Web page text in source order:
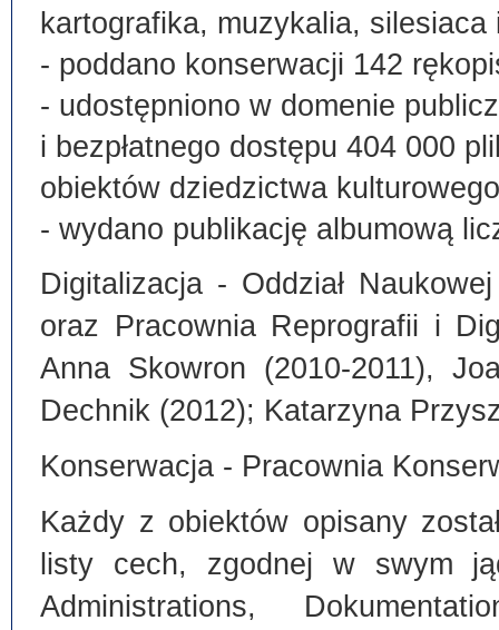
kartografika, muzykalia, silesiaca
- poddano konserwacji 142
- udostępniono w domenie
i bezpłatnego dostępu 404 000
obiektów dziedzictwa kulturowego
- wydano publikację albumową
Digitalizacja - Oddział
oraz Pracownia Reprografii i
Anna Skowron (2010-2011),
Dechnik (2012); Katarzyna
Konserwacja - Pracownia
Każdy z obiektów opisany
listy cech, zgodnej w swym
Administrations,